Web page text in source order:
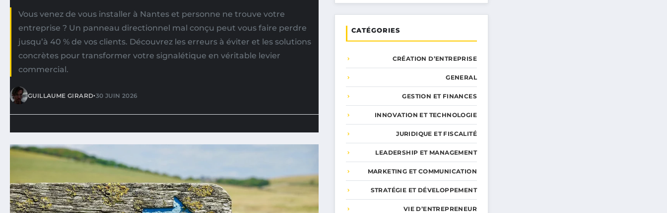
Vous venez de vous installer à Nantes et personne ne trouve votre
entreprise ? Un panneau directionnel mal conçu peut vous faire perdre
jusqu’à 40 % de vos clients. Découvrez les erreurs à éviter et les solutions
concrètes pour transformer votre signalétique en véritable levier
commercial.
GUILLAUME GIRARD•30 JUIN 2026
CATÉGORIES
CRÉATION D’ENTREPRISE
GENERAL
GESTION ET FINANCES
INNOVATION ET TECHNOLOGIE
JURIDIQUE ET FISCALITÉ
LEADERSHIP ET MANAGEMENT
MARKETING ET COMMUNICATION
STRATÉGIE ET DÉVELOPPEMENT
VIE D’ENTREPRENEUR